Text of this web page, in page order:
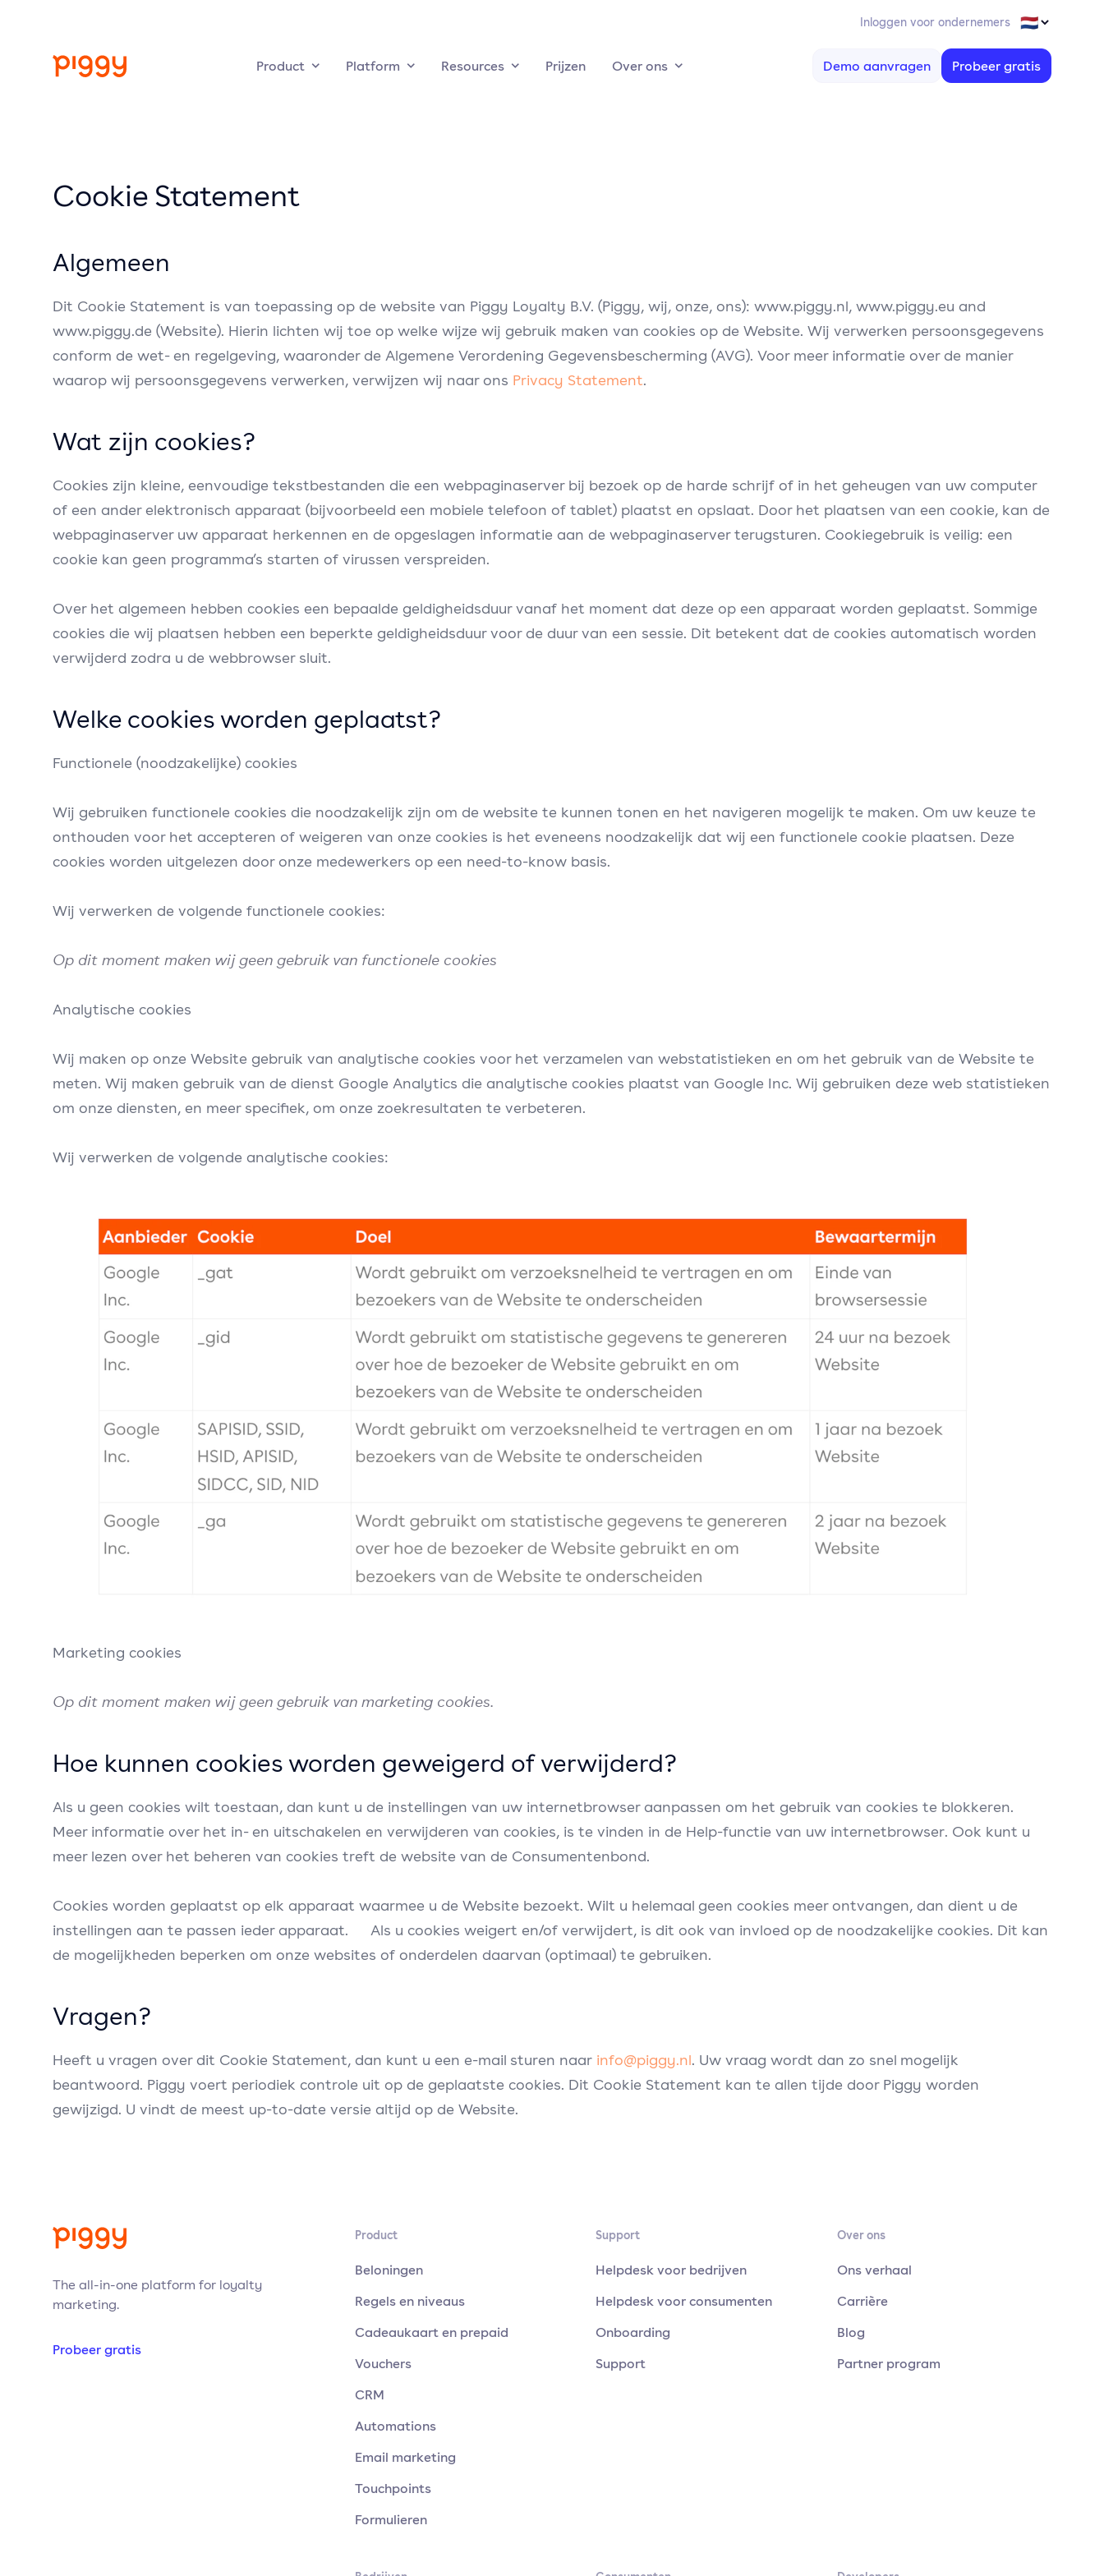
Inloggen voor ondernemers
Product Platform Resources Prijzen Over ons Demo aanvragen Probeer gratis
Cookie Statement
Algemeen
Dit Cookie Statement is van toepassing op de website van Piggy Loyalty B.V. (Piggy, wij, onze, ons): www.piggy.nl, www.piggy.eu and
www.piggy.de (Website). Hierin lichten wij toe op welke wijze wij gebruik maken van cookies op de Website. Wij verwerken persoonsgegevens
conform de wet- en regelgeving, waaronder de Algemene Verordening Gegevensbescherming (AVG). Voor meer informatie over de manier
waarop wij persoonsgegevens verwerken, verwijzen wij naar ons Privacy Statement.
Wat zijn cookies?
Cookies zijn kleine, eenvoudige tekstbestanden die een webpaginaserver bij bezoek op de harde schrijf of in het geheugen van uw computer
of een ander elektronisch apparaat (bijvoorbeeld een mobiele telefoon of tablet) plaatst en opslaat. Door het plaatsen van een cookie, kan de
webpaginaserver uw apparaat herkennen en de opgeslagen informatie aan de webpaginaserver terugsturen. Cookiegebruik is veilig: een
cookie kan geen programma’s starten of virussen verspreiden.
Over het algemeen hebben cookies een bepaalde geldigheidsduur vanaf het moment dat deze op een apparaat worden geplaatst. Sommige
cookies die wij plaatsen hebben een beperkte geldigheidsduur voor de duur van een sessie. Dit betekent dat de cookies automatisch worden
verwijderd zodra u de webbrowser sluit.
Welke cookies worden geplaatst?
Functionele (noodzakelijke) cookies
Wij gebruiken functionele cookies die noodzakelijk zijn om de website te kunnen tonen en het navigeren mogelijk te maken. Om uw keuze te
onthouden voor het accepteren of weigeren van onze cookies is het eveneens noodzakelijk dat wij een functionele cookie plaatsen. Deze
cookies worden uitgelezen door onze medewerkers op een need-to-know basis.
Wij verwerken de volgende functionele cookies:
Op dit moment maken wij geen gebruik van functionele cookies
Analytische cookies
Wij maken op onze Website gebruik van analytische cookies voor het verzamelen van webstatistieken en om het gebruik van de Website te
meten. Wij maken gebruik van de dienst Google Analytics die analytische cookies plaatst van Google Inc. Wij gebruiken deze web statistieken
om onze diensten, en meer specifiek, om onze zoekresultaten te verbeteren.
Wij verwerken de volgende analytische cookies:
Marketing cookies
Op dit moment maken wij geen gebruik van marketing cookies.
Hoe kunnen cookies worden geweigerd of verwijderd?
Als u geen cookies wilt toestaan, dan kunt u de instellingen van uw internetbrowser aanpassen om het gebruik van cookies te blokkeren.
Meer informatie over het in- en uitschakelen en verwijderen van cookies, is te vinden in de Help-functie van uw internetbrowser. Ook kunt u
meer lezen over het beheren van cookies treft de website van de Consumentenbond.
Cookies worden geplaatst op elk apparaat waarmee u de Website bezoekt. Wilt u helemaal geen cookies meer ontvangen, dan dient u de
instellingen aan te passen ieder apparaat. Als u cookies weigert en/of verwijdert, is dit ook van invloed op de noodzakelijke cookies. Dit kan
de mogelijkheden beperken om onze websites of onderdelen daarvan (optimaal) te gebruiken.
Vragen?
Heeft u vragen over dit Cookie Statement, dan kunt u een e-mail sturen naar info@piggy.nl. Uw vraag wordt dan zo snel mogelijk
beantwoord. Piggy voert periodiek controle uit op de geplaatste cookies. Dit Cookie Statement kan te allen tijde door Piggy worden
gewijzigd. U vindt de meest up-to-date versie altijd op de Website.
The all-in-one platform for loyalty
marketing.
Probeer gratis
Product
Beloningen
Regels en niveaus
Cadeaukaart en prepaid
Vouchers
CRM
Automations
Email marketing
Touchpoints
Formulieren
Support
Helpdesk voor bedrijven
Helpdesk voor consumenten
Onboarding
Support
Over ons
Ons verhaal
Carrière
Blog
Partner program